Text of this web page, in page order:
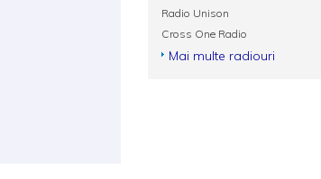
Radio Unison
Cross One Radio
Mai multe radiouri